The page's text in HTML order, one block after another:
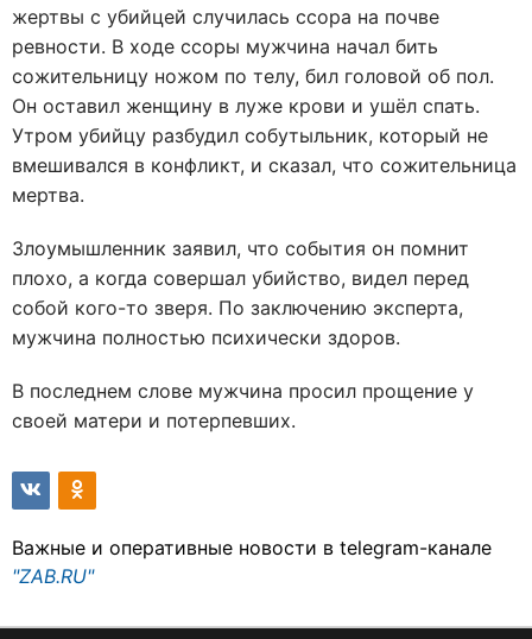
жертвы с убийцей случилась ссора на почве
ревности. В ходе ссоры мужчина начал бить
сожительницу ножом по телу, бил головой об пол.
Он оставил женщину в луже крови и ушёл спать.
Утром убийцу разбудил собутыльник, который не
вмешивался в конфликт, и сказал, что сожительница
мертва.
Злоумышленник заявил, что события он помнит
плохо, а когда совершал убийство, видел перед
собой кого-то зверя. По заключению эксперта,
мужчина полностью психически здоров.
В последнем слове мужчина просил прощение у
своей матери и потерпевших.
Важные и оперативные новости в telegram-канале
"ZAB.RU"